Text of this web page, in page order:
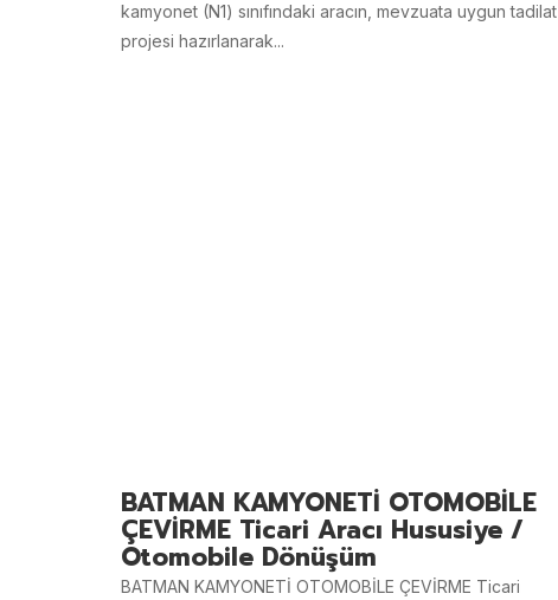
kamyonet (N1) sınıfındaki aracın, mevzuata uygun tadilat
projesi hazırlanarak...
BATMAN KAMYONETİ OTOMOBİLE
ÇEVİRME Ticari Aracı Hususiye /
Otomobile Dönüşüm
BATMAN KAMYONETİ OTOMOBİLE ÇEVİRME Ticari